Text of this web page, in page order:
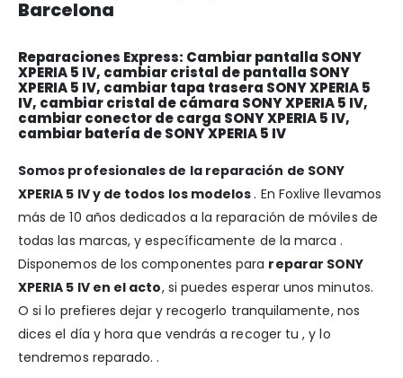
Barcelona
Reparaciones Express: Cambiar pantalla SONY
XPERIA 5 IV, cambiar cristal de pantalla SONY
XPERIA 5 IV, cambiar tapa trasera SONY XPERIA 5
IV, cambiar cristal de cámara SONY XPERIA 5 IV,
cambiar conector de carga SONY XPERIA 5 IV,
cambiar batería de SONY XPERIA 5 IV
Somos profesionales de la reparación de SONY
XPERIA 5 IV y de todos los modelos. En Foxlive llevamos
más de 10 años dedicados a la reparación de móviles de
todas las marcas, y específicamente de la marca .
Disponemos de los componentes para reparar SONY
XPERIA 5 IV en el acto, si puedes esperar unos minutos.
O si lo prefieres dejar y recogerlo tranquilamente, nos
dices el día y hora que vendrás a recoger tu , y lo
tendremos reparado. .